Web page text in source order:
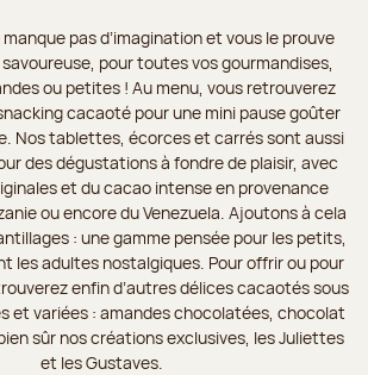
pas d’imagination et vous le prouve
pour toutes vos gourmandises,
ou petites ! Au menu, vous retrouverez
cacaoté pour une mini pause goûter
Nos tablettes, écorces et carrés sont aussi
des dégustations à fondre de plaisir, avec
et du cacao intense en provenance
ou encore du Venezuela. Ajoutons à cela
: une gamme pensée pour les petits,
les adultes nostalgiques. Pour offrir ou pour
enfin d’autres délices cacaotés sous
et variées : amandes chocolatées, chocolat
sûr nos créations exclusives, les Juliettes
et les Gustaves.